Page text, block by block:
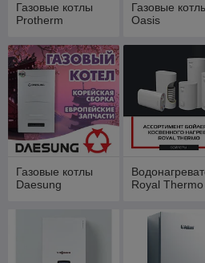
Газовые котлы
Protherm
Газовые
Oasis
Газовые котлы
Daesung
Royal Thermo